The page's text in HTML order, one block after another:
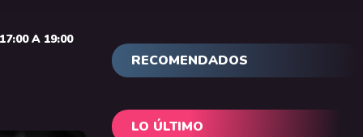
A 19:00
RECOMENDADOS
LO ÚLTIMO